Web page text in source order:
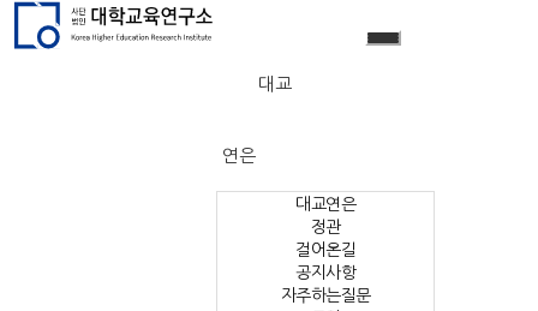
대교
연은
대교연은
정관
걸어온길
공지사항
자주하는질문